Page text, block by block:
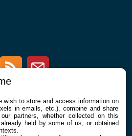
Youtube RSS Newsletter
À PROPOS
Contact
wish to store and access information on
in emails, etc.), combine and share
partners, whether collected on this
held by some of us, or obtained